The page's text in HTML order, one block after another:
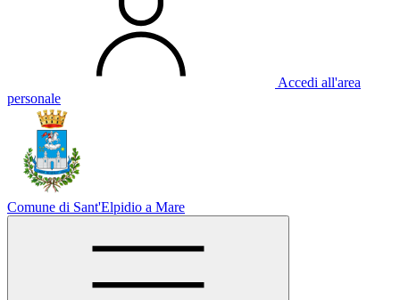
Accedi all'area
personale
Comune di Sant'Elpidio a Mare